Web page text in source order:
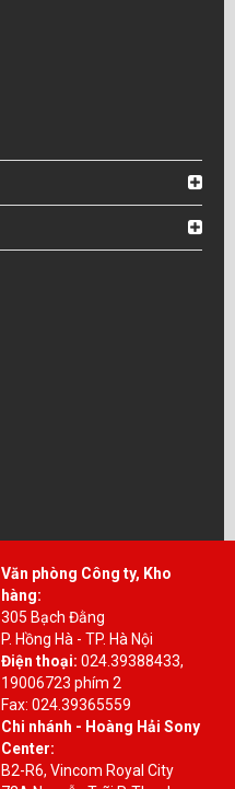
Văn phòng Công ty, Kho
hàng:
305 Bạch Đằng
P. Hồng Hà - TP. Hà Nội
Điện thoại: 024.39388433,
19006723 phím 2
Fax: 024.39365559
Chi nhánh - Hoàng Hải Sony
Center:
B2-R6, Vincom Royal City